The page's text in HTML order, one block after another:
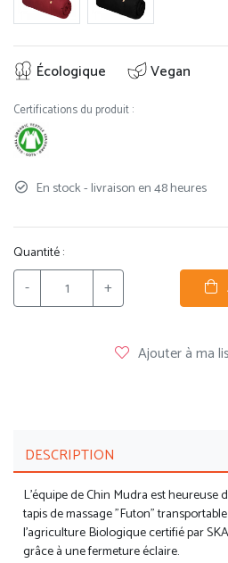
Écologique Vegan
En stock - livraison en 48 heures
Certifications du produit :
Quantité :
- +
Ajouter à ma
DESCRIPTION
L'équipe de Chin Mudra est heureuse
tapis de massage "Futon"
l'agriculture Biologique certifié par
grâce à une fermeture éclaire.